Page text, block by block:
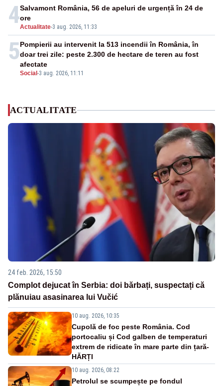
4Actualitate-3 aug. 2026, 11:33
Salvamont România, 56 de apeluri de urgență în 24 de
ore
5
Social -3 aug. 2026, 11:11
Pompierii au intervenit la 513 incendii în România, în
doar trei zile: peste 2.300 de hectare de teren au fost
afectate
ACTUALITATE
24 feb. 2026, 15:50
Complot dejucat în Serbia: doi bărbați, suspectați că
plănuiau asasinarea lui Vučić
10 aug. 2026, 10:35
Cupolă de foc peste România. Cod
portocaliu și Cod galben de temperaturi
extrem de ridicate în mare parte din țară-
HĂRȚI
10 aug. 2026, 08:22
Petrolul se scumpește pe fondul